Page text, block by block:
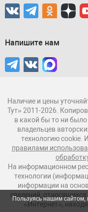
Напишите нам
Наличие и цены
Тут» 2011-2026.
в какой бы то ни
владельцев
технологию cookie.
правилами
На информационном
технологии
информации на
сведений,
«Интернет»,
Пользуясь нашим сайтом,